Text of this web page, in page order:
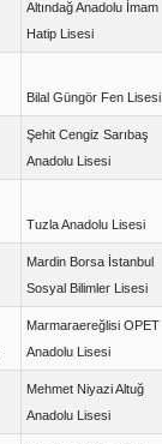
Altındağ Anadolu İmam
Hatip Lisesi
Bilal Güngör Fen Lisesi
Şehit Cengiz Sarıbaş
Anadolu Lisesi
Tuzla Anadolu Lisesi
Mardin Borsa İstanbul
Sosyal Bilimler Lisesi
Marmaraereğlisi OPET
Anadolu Lisesi
Mehmet Niyazi Altuğ
Anadolu Lisesi